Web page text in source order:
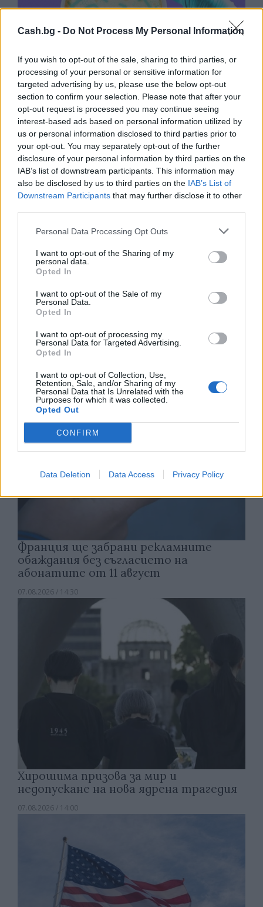
Cash.bg - Do Not Process My Personal Information
If you wish to opt-out of the sale, sharing to third parties, or
processing of your personal or sensitive information for
targeted advertising by us, please use the below opt-out
section to confirm your selection. Please note that after your
opt-out request is processed you may continue seeing
interest-based ads based on personal information utilized by
us or personal information disclosed to third parties prior to
your opt-out. You may separately opt-out of the further
disclosure of your personal information by third parties on the
IAB’s list of downstream participants. This information may
also be disclosed by us to third parties on the IAB’s List of
Downstream Participants that may further disclose it to other
Personal Data Processing Opt Outs
I want to opt-out of the Sharing of my
personal data.
Opted In
I want to opt-out of the Sale of my
Personal Data.
Opted In
I want to opt-out of processing my
Personal Data for Targeted Advertising.
Opted In
I want to opt-out of Collection, Use,
Retention, Sale, and/or Sharing of my
Personal Data that Is Unrelated with the
Purposes for which it was collected.
Opted Out
CONFIRM
Data Deletion Data Access Privacy Policy
Изкуствен интелект за първи път
създаде нови жизнеспособни вируси
07.08.2026 / 15:30
Астронавти на NASA излязоха в
открития космос
Франция ще забрани рекламните
обаждания без съгласието на
абонатите от 11 август
07.08.2026 / 14:30
Хирошима призова за мир и
недопускане на нова ядрена трагедия
07.08.2026 / 14:00